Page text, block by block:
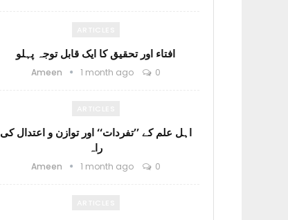
افتاء اور تحقیق کا ایک قابل توجہ پہلو
Ameen 1 month ago 0
اہل علم کے ’’تفردات‘‘ اور توازن و اعتدال کی
راہ
Ameen 1 month ago 0